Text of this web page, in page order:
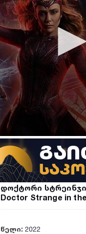
დოქტორი
Doctor Strange in
წელი: 2022